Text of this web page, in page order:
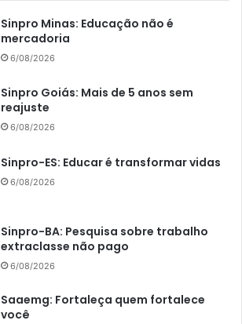
Sinpro Minas: Educação não é
mercadoria
6/08/2026
Sinpro Goiás: Mais de 5 anos sem
reajuste
6/08/2026
Sinpro-ES: Educar é transformar vidas
6/08/2026
Sinpro-BA: Pesquisa sobre trabalho
extraclasse não pago
6/08/2026
Saaemg: Fortaleça quem fortalece
você